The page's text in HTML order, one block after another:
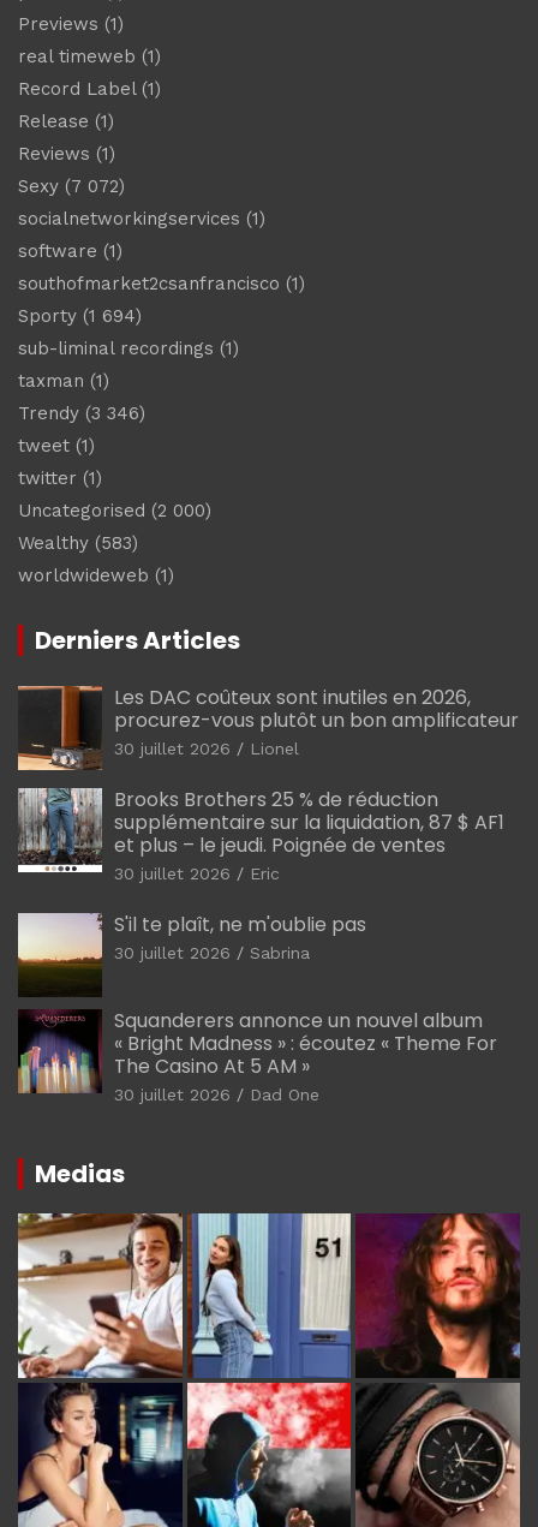
Previews (1)
real timeweb (1)
Record Label(1)
Release (1)
Reviews (1)
Sexy (7 072)
socialnetworkingservices (1)
software (1)
southofmarket2csanfrancisco (1)
Sporty (1 694)
sub-liminal recordings (1)
taxman (1)
Trendy (3 346)
tweet (1)
twitter (1)
Uncategorised (2 000)
Wealthy (583)
worldwideweb (1)
Derniers Articles
Les DAC coûteux sont inutiles en 2026,
procurez-vous plutôt un bon amplificateur
30 juillet 2026 Lionel
Brooks Brothers 25 % de réduction
supplémentaire sur la liquidation, 87 $ AF1
et plus – le jeudi. Poignée de ventes
30 juillet 2026 Eric
S'il te plaît, ne m'oublie pas
30 juillet 2026 Sabrina
Squanderers annonce un nouvel album
« Bright Madness » : écoutez « Theme For
The Casino At 5 AM »
30 juillet 2026 Dad One
Medias